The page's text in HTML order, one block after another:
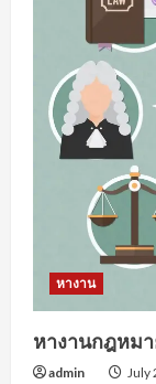
หางาน
หางานกฎหม
admin July